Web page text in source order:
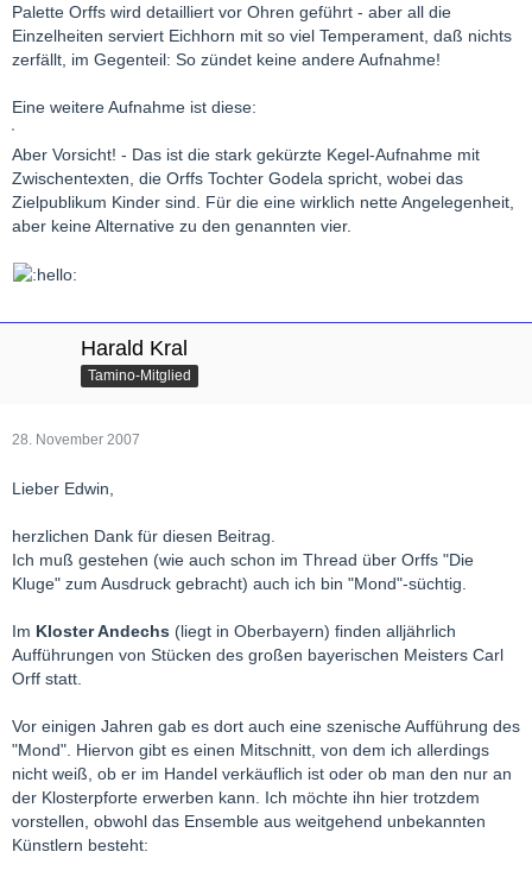
Palette Orffs wird detailliert vor Ohren geführt - aber all die
Einzelheiten serviert Eichhorn mit so viel Temperament, daß nichts
zerfällt, im Gegenteil: So zündet keine andere Aufnahme!
Eine weitere Aufnahme ist diese:
Aber Vorsicht! - Das ist die stark gekürzte Kegel-Aufnahme mit
Zwischentexten, die Orffs Tochter Godela spricht, wobei das
Zielpublikum Kinder sind. Für die eine wirklich nette Angelegenheit,
aber keine Alternative zu den genannten vier.
Harald Kral
Tamino-Mitglied
28. November 2007
Lieber Edwin,
herzlichen Dank für diesen Beitrag.
Ich muß gestehen (wie auch schon im Thread über Orffs "Die
Kluge" zum Ausdruck gebracht) auch ich bin "Mond"-süchtig.
Im Kloster Andechs (liegt in Oberbayern) finden alljährlich
Aufführungen von Stücken des großen bayerischen Meisters Carl
Orff statt.
Vor einigen Jahren gab es dort auch eine szenische Aufführung des
"Mond". Hiervon gibt es einen Mitschnitt, von dem ich allerdings
nicht weiß, ob er im Handel verkäuflich ist oder ob man den nur an
der Klosterpforte erwerben kann. Ich möchte ihn hier trotzdem
vorstellen, obwohl das Ensemble aus weitgehend unbekannten
Künstlern besteht: